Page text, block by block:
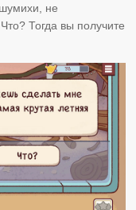
не
Тогда вы получите